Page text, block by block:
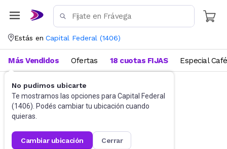
Estás en Capital Federal (1406)
No pudimos ubicarte
Te mostramos las opciones para Capital Federal
(1406). Podés cambiar tu ubicación cuando
quieras.
cambiar ubicación cerrar
Más Vendidos Ofertas 18 cuotas FIJAS Especial Café
Juguetes y Juegos